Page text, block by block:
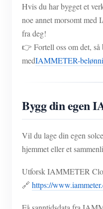
Hvis du har bygget et
noe annet morsomt
fra deg!
👉 Fortell oss om det, så
medIAMMETER-
Bygg din egen
Vil du lage din egen
hjemmet eller et
Utforsk IAMMETER
🔗 https://